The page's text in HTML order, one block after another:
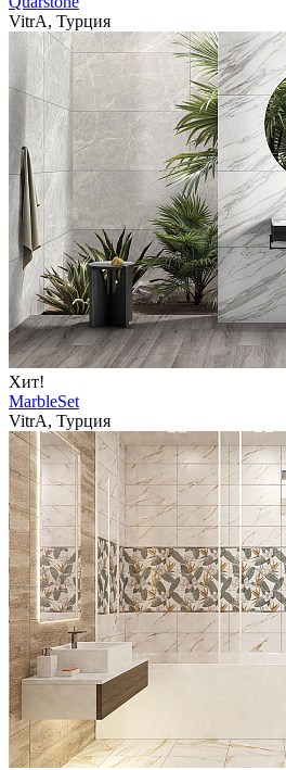
VitrA, Турция
Хит!
MarbleSet
VitrA, Турция